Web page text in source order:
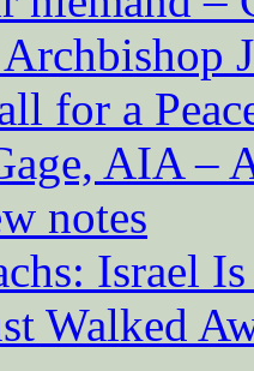
for a
AIA –
notes
Israel
Walked